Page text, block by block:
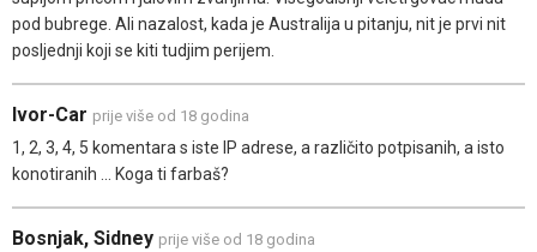
pod bubrege. Ali nazalost, kada je Australija u pitanju, nit je prvi nit
posljednji koji se kiti tudjim perijem.
Ivor-Car prije više od 18 godina
1, 2, 3, 4, 5 komentara s iste IP adrese, a različito potpisanih, a isto
konotiranih ... Koga ti farbaš?
Bosnjak, Sidney prije više od 18 godina